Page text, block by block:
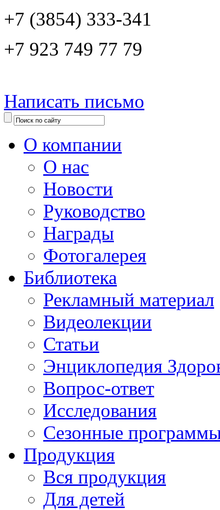
+7 (3854) 333-341
+7 923 749 77 79
Написать письмо
О компании
О нас
Новости
Руководство
Награды
Фотогалерея
Библиотека
Рекламный материал
Видеолекции
Статьи
Энциклопедия
Вопрос-ответ
Исследования
Сезонные
Продукция
Вся продукция
Для детей